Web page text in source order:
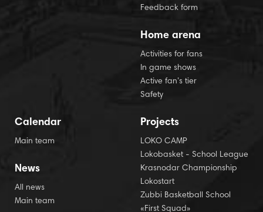
Feedback form
Home arena
Activities for fans
In game shows
Active fan’s tier
Safety
Calendar
Main team
News
All news
Main team
Projects
LOKO CAMP
Lokobasket - School League
Krasnodar Championship
Lokostart
Zubbi Basketball School
«First Squad»